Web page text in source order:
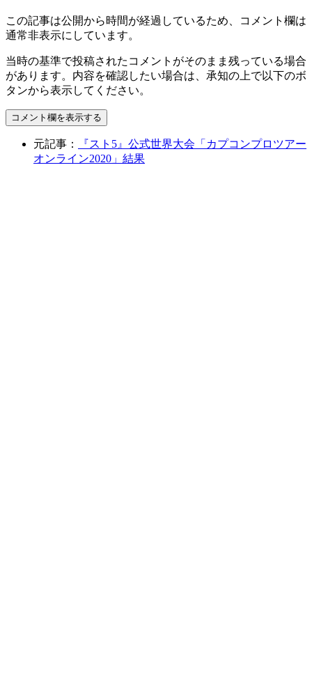
この記事は公開から時間が経過しているため、コメント欄は
通常非表示にしています。
当時の基準で投稿されたコメントがそのまま残っている場合
があります。内容を確認したい場合は、承知の上で以下のボ
タンから表示してください。
コメント欄を表示する
元記事：
『スト5』公式世界大会「カプコンプロツアー
オンライン2020」結果